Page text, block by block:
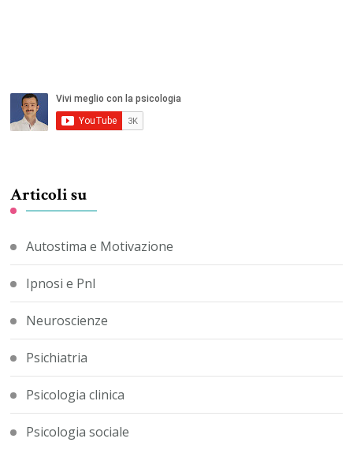
Articoli su
Autostima e Motivazione
Ipnosi e Pnl
Neuroscienze
Psichiatria
Psicologia clinica
Psicologia sociale